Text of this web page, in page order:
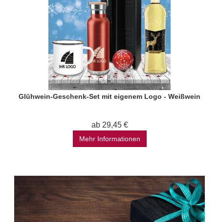
Glühwein-Geschenk-Set mit eigenem Logo - Weißwein
ab 29,45 €
Mehr Informationen